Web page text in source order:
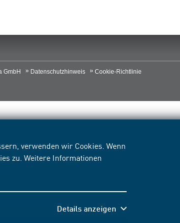
verwenden wir Cookies. Wenn
zu. Weitere Informationen
Details anzeigen
GmbH Datenschutzhinweis Cookie-Richtlinie